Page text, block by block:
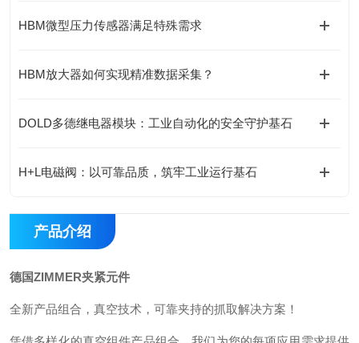
HBM微型压力传感器满足特殊需求
HBM放大器如何实现精准数据采集？
DOLD多德继电器模块：工业自动化的安全守护基石
H+L电磁阀：以可靠品质，筑牢工业运行基石
产品介绍
德国ZIMMER夹紧元件
全新产品组合，真空技术，可靠夹持的抓取解决方案！